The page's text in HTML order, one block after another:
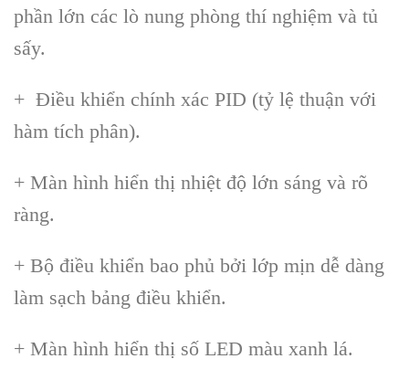
phần lớn các lò nung phòng thí nghiệm và tủ
sấy.
+ Điều khiển chính xác PID (tỷ lệ thuận với
hàm tích phân).
+ Màn hình hiển thị nhiệt độ lớn sáng và rõ
ràng.
+ Bộ điều khiển bao phủ bởi lớp mịn dễ dàng
làm sạch bảng điều khiển.
+ Màn hình hiển thị số LED màu xanh lá.